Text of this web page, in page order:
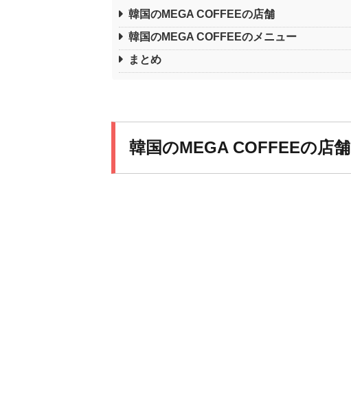
韓国のMEGA COFFEEの店舗
韓国のMEGA COFFEEのメニュー
まとめ
韓国のMEGA COFFEEの店舗